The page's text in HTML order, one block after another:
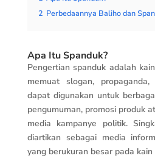
2 Perbedaannya Baliho dan
Apa Itu Spanduk?
Pengertian spanduk adalah
memuat slogan,
dapat digunakan untuk
pengumuman, promosi produk
media kampanye politik.
diartikan sebagai media
yang berukuran besar pada